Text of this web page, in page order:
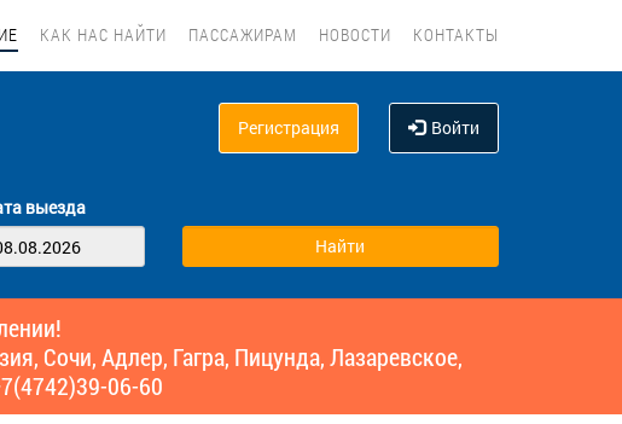
КАК НАС НАЙТИ ПАССАЖИРАМ НОВОСТИ КОНТАКТЫ
Регистрация Войти
выезда
Сочи, Адлер, Гагра, Пицунда, Лазаревское,
06-60